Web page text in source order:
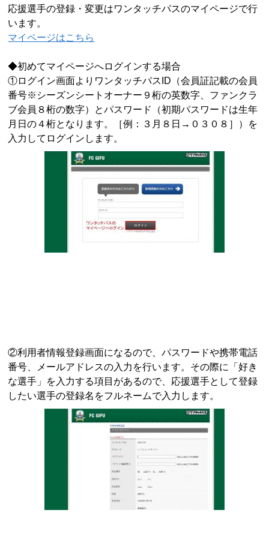
応援選手の登録・変更はワンタッチパスのマイページで行
います。
マイページはこちら
◆初めてマイページへログインする場合
①ログイン画面よりワンタッチパスID（会員証記載の会員
番号※シーズンシートオーナー９桁の英数字、ファンクラ
ブ会員８桁の数字）とパスワード（初期パスワードは生年
月日の４桁となります。［例：３月８日→０３０８］）を
入力してログインします。
②利用者情報登録画面になるので、パスワードや携帯電話
番号、メールアドレスの入力を行います。その際に「好き
な選手」を入力する項目があるので、応援選手として登録
したい選手の登録名をフルネームで入力します。